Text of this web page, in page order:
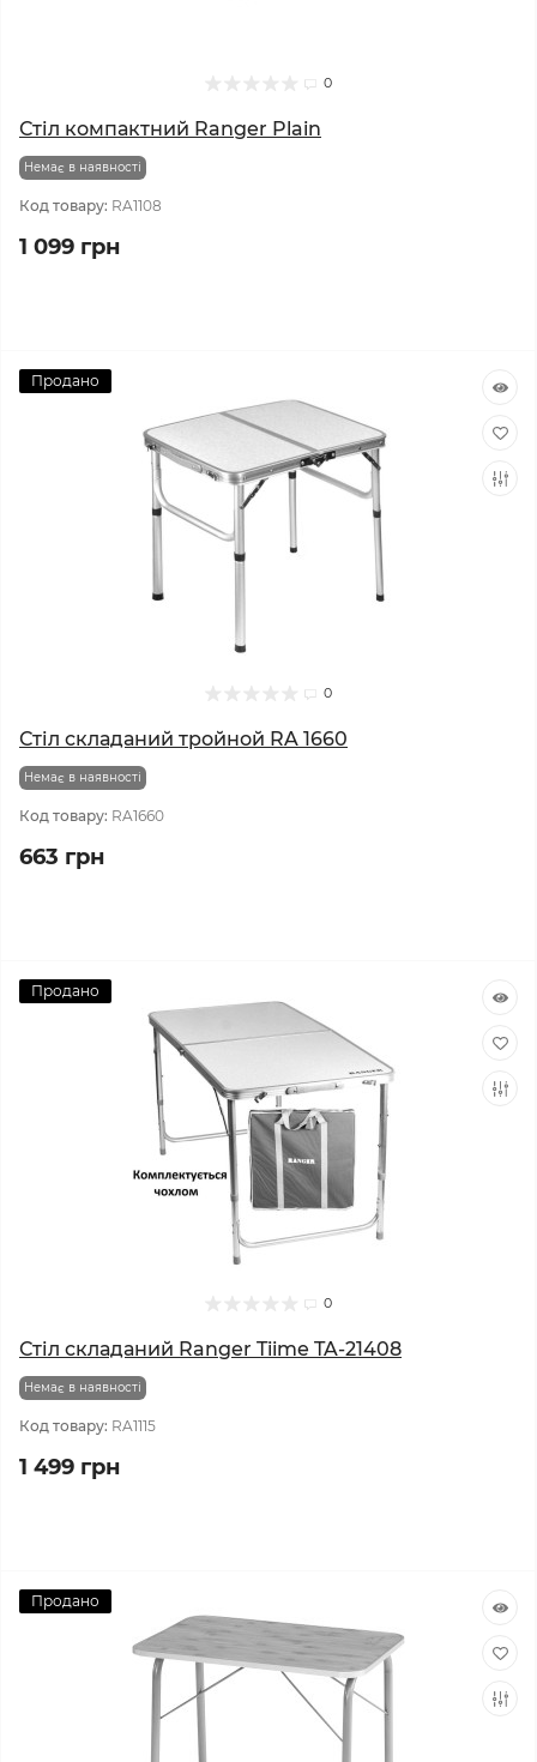
0
Стіл компактний Ranger Plain
Немає в наявності
Код товару: RA1108
1 099 грн
Продано
0
Стіл складаний тройной RA 1660
Немає в наявності
Код товару: RA1660
663 грн
Продано
0
Стіл складаний Ranger Tiime TA-21408
Немає в наявності
Код товару: RA1115
1 499 грн
Продано